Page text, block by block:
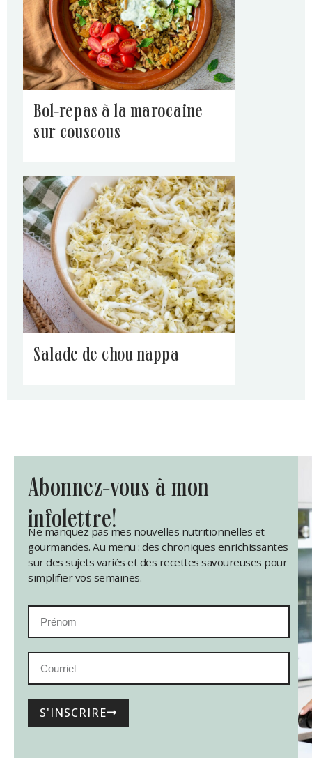
bol-repas à la marocaine
sur couscous
salade de chou nappa
abonnez-vous à mon
infolettre!
Ne manquez pas mes nouvelles nutritionnelles et
gourmandes. Au menu : des chroniques enrichissantes
sur des sujets variés et des recettes savoureuses pour
simplifier vos semaines.
S'INSCRIRE